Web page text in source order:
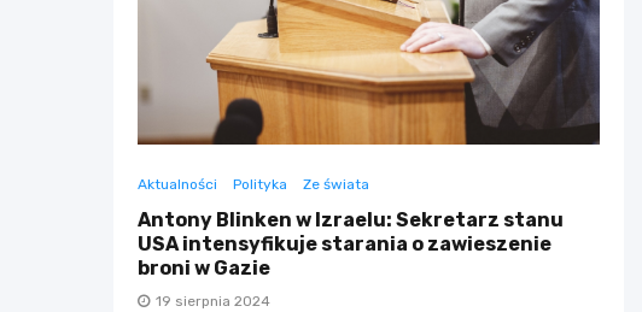
Aktualności Polityka Ze świata
Antony Blinken w Izraelu: Sekretarz stanu
USA intensyfikuje starania o zawieszenie
broni w Gazie
19 sierpnia 2024